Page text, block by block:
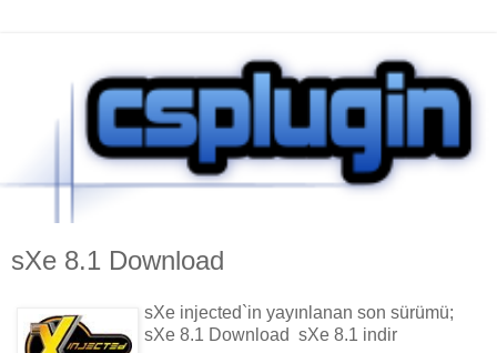
sXe 8.1 Download
sXe injected`in yayınlanan son sürümü;
sXe 8.1 Download sXe 8.1 indir